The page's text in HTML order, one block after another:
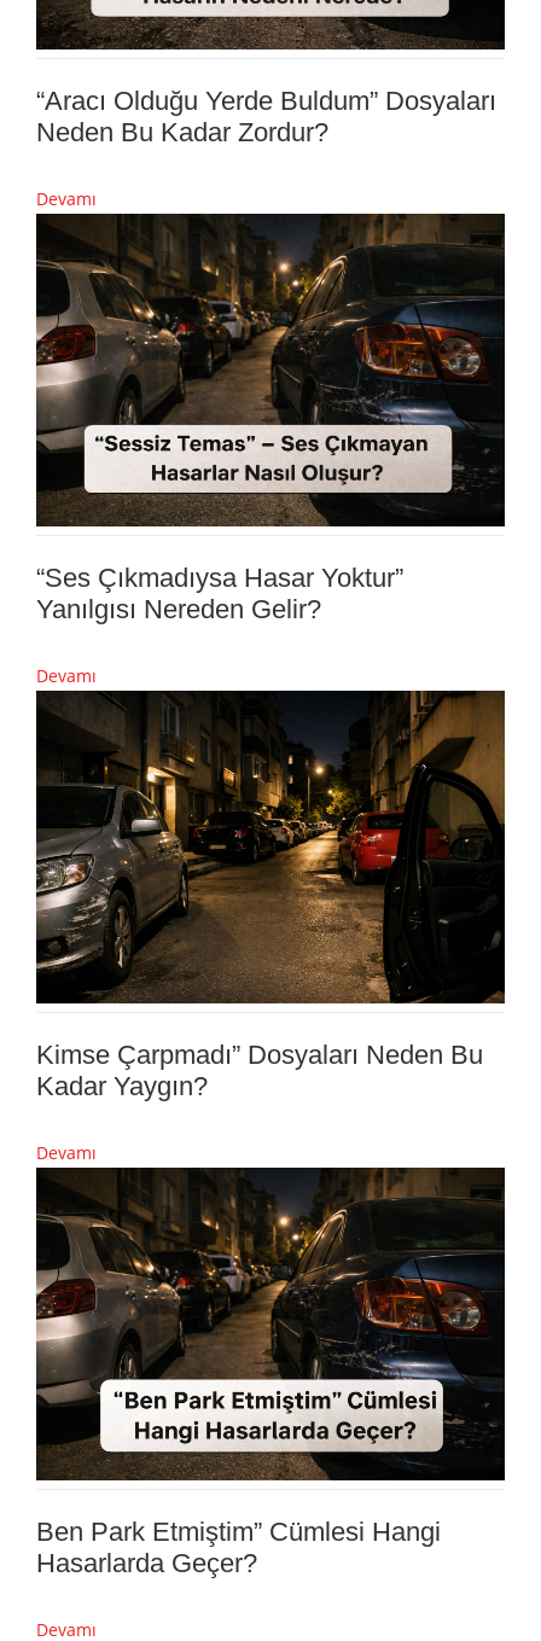
“Aracı Olduğu Yerde Buldum” Dosyaları
Neden Bu Kadar Zordur?
Devamı
“Ses Çıkmadıysa Hasar Yoktur”
Yanılgısı Nereden Gelir?
Devamı
Kimse Çarpmadı” Dosyaları Neden Bu
Kadar Yaygın?
Devamı
Ben Park Etmiştim” Cümlesi Hangi
Hasarlarda Geçer?
Devamı